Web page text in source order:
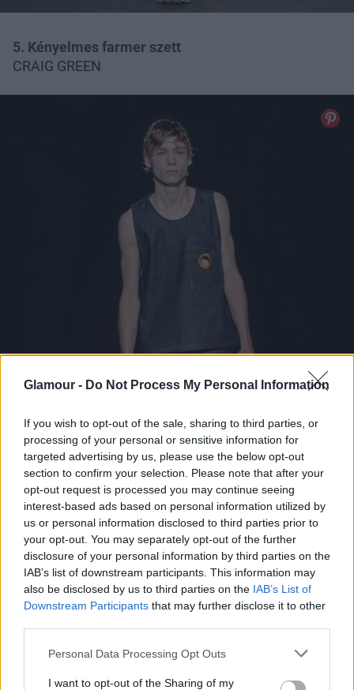
Glamour - Do Not Process My Personal Information
If you wish to opt-out of the sale, sharing to third parties, or
processing of your personal or sensitive information for
targeted advertising by us, please use the below opt-out
section to confirm your selection. Please note that after your
opt-out request is processed you may continue seeing
interest-based ads based on personal information utilized by
us or personal information disclosed to third parties prior to
your opt-out. You may separately opt-out of the further
disclosure of your personal information by third parties on the
IAB’s list of downstream participants. This information may
also be disclosed by us to third parties on the IAB’s List of
Downstream Participants that may further disclose it to other
Please note that this website/app uses one or more Google
not limited to your visit or usage behaviour. You may click to
Personal Data Processing Opt Outs
I want to opt-out of the Sharing of my
5. Kényelmes farmer szett
CRAIG GREEN
6. Vagány rózsaszín tréningnaci
GOSHA RUBCHINSKIY